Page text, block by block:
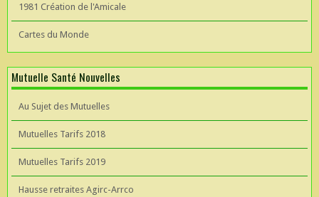
1981 Création de l'Amicale
Cartes du Monde
Mutuelle Santé Nouvelles
Au Sujet des Mutuelles
Mutuelles Tarifs 2018
Mutuelles Tarifs 2019
Hausse retraites Agirc-Arrco